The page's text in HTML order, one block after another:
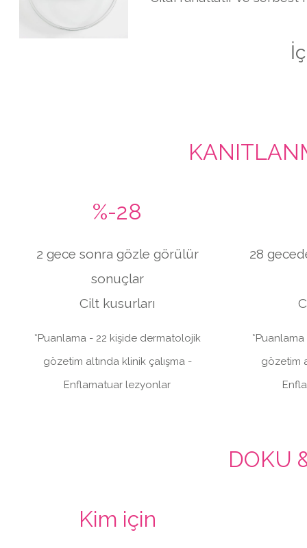
%-28
2 gece sonra gözle görülür
sonuçlar
Cilt kusurları
*Puanlama - 22 kişide dermatolojik
gözetim altında klinik çalışma -
Enflamatuar lezyonlar
28
gözetim
DOKU
Kim için